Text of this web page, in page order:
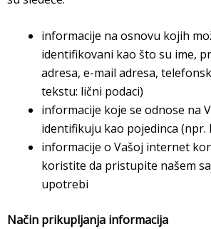
informacije na osnovu kojih
identifikovani kao što su ime,
adresa, e-mail adresa,
tekstu: lični podaci)
informacije koje se odnose na
identifikuju kao pojedinca (npr.
informacije o Vašoj internet
koristite da pristupite našem
upotrebi
Način prikupljanja informacija